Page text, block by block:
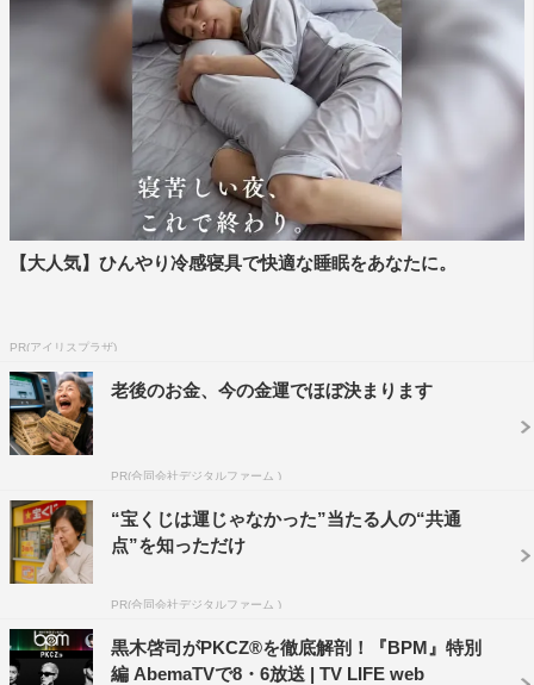
また、アルバムでコラボ共演をしたEXILE SHOKICHIが
ゲストで登場し、コラボのきっかけが『BPM』での共演
だったことや、収録曲「Fight Club」についての制作秘話
さらに、MCのスピードワゴンの井戸田潤が、インター
ネットやまた聞きなどで調べた2人の“甘め”のリサーチを
紹介していくコーナーでは、「MIYAVIさんが最近買った
番組後半では、コラボ共演をしたもう1人のゲスト、19
歳の人気女性ラッパー・ちゃんみなが登場。MIYAVIとの
共演のきっかけやコラボ楽曲「No Thanks Ya」のコンセ
プト、互いの印象などを語る。
スペシャルパフォーマンスのコーナーでは、最新アルバ
ム『SAMURAI SESSIONS vol.2』から、EXILE
SHOKICHIとのセッションで「Fight Club」、ちゃんみな
とのセッションで「No Thanks Ya」をビルボードライブ
【大人気】ひんやり冷感寝具で快適な睡眠をあなたに。
PR(アイリスプラザ)
老後のお金、今の金運でほぼ決まります
PR(合同会社デジタルファーム )
“宝くじは運じゃなかった”当たる人の“共通
点”を知っただけ
PR(合同会社デジタルファーム )
黒木啓司がPKCZ®を徹底解剖！『BPM』特別
編 AbemaTVで8・6放送 | TV LIFE web